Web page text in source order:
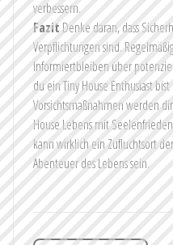
verbessern.
Fazit Denke daran, dass
Verpflichtungen sind.
Informiertbleiben über
du ein Tiny House Enthusiast
Vorsichtsmaßnahmen werden
House Lebens mit
kann wirklich ein Zufluchtsort
Abenteuer des Lebens sein.